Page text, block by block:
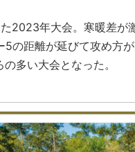
2023年大会。寒暖差が
5の距離が延びて攻め方が
多い大会となった。